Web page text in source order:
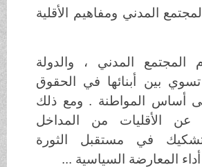
المدني ومفاهيم الأقلية
المدني ، والدولة
بين أبنائها في الحقوق
أساس المواطنة . ومع ذلك
الأقليات من المداخل
في مستقبل الثورة
المعارضة السياسية ...